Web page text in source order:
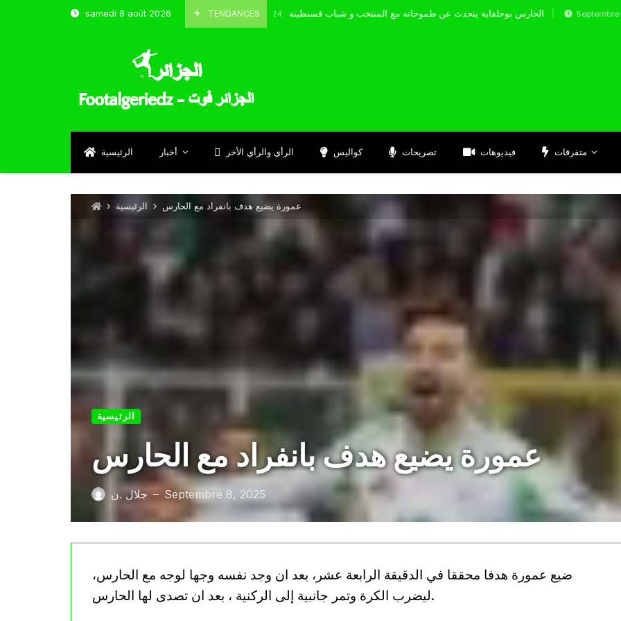
samedi 8 août 2026 TENDANCES
Octobre 8, 2024 الحارس بوحلفاية يتحدث عن طموحاته مع المنتخب و شباب قسنطينة Septembre 17, 2024
الرئيسية أخبار الرأي والرأي الأخر كواليس تصريحات فيديوهات متفرقات
الرئيسية عمورة يضيع هدف بانفراد مع الحارس
الرئيسية
عمورة يضيع هدف بانفراد مع الحارس
جلال .ن — Septembre 8, 2025
ضيع عمورة هدفا محققا في الدقيقة الرابعة عشر، بعد ان وجد نفسه وجها لوجه مع الحارس،
ليضرب الكرة وتمر جانبية إلى الركنية ، بعد ان تصدى لها الحارس.